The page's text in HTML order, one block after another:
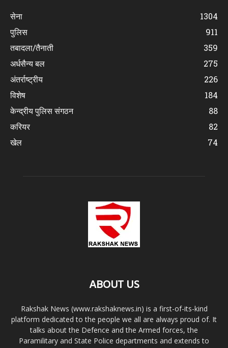
सेना
1304
पुलिस
911
तबादला/तैनाती
359
अर्धसैन्य बल
275
अंतर्राष्ट्रीय
226
विशेष
184
केन्द्रीय पुलिस संगठन
88
करियर
82
खेल
74
ABOUT US
Rakshak News (www.rakshaknews.in) is a first-of-its-kind
platform dedicated to the people we all are always proud of. It
talks about the Defence and the Armed forces, the
Paramilitary and State Police departments and extends to